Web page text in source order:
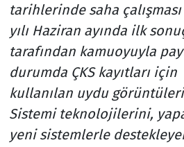
tarihlerinde saha çalışması
yılı Haziran ayında ilk
tarafından kamuoyuyla
durumda ÇKS kayıtları için
kullanılan uydu
Sistemi teknolojilerini,
yeni sistemlerle